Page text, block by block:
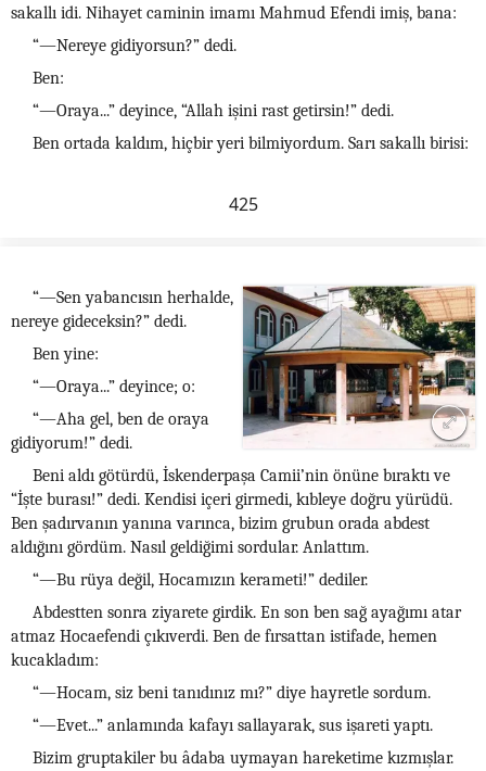
sakallı idi. Nihayet caminin imamı Mahmud Efendi imiş, bana:
“—Nereye gidiyorsun?” dedi.
Ben:
“—Oraya...” deyince, “Allah işini rast getirsin!” dedi.
Ben ortada kaldım, hiçbir yeri bilmiyordum. Sarı sakallı birisi:
425
“—Sen yabancısın herhalde,
nereye gideceksin?” dedi.
Ben yine:
“—Oraya...” deyince; o:
“—Aha gel, ben de oraya
gidiyorum!” dedi.
Beni aldı götürdü, İskenderpaşa Camii’nin önüne bıraktı ve
“İşte burası!” dedi. Kendisi içeri girmedi, kıbleye doğru yürüdü.
Ben şadırvanın yanına varınca, bizim grubun orada abdest
aldığını gördüm. Nasıl geldiğimi sordular. Anlattım.
“—Bu rüya değil, Hocamızın kerameti!” dediler.
Abdestten sonra ziyarete girdik. En son ben sağ ayağımı atar
atmaz Hocaefendi çıkıverdi. Ben de fırsattan istifade, hemen
kucakladım:
“—Hocam, siz beni tanıdınız mı?” diye hayretle sordum.
“—Evet...” anlamında kafayı sallayarak, sus işareti yaptı.
Bizim gruptakiler bu âdaba uymayan hareketime kızmışlar.